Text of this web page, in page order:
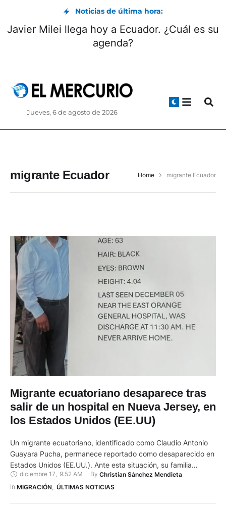
Noticias de última hora:
Javier Milei llega hoy a Ecuador. ¿Cuál es su
agenda?
Jueves, 6 de agosto de 2026
migrante Ecuador Home migrante Ecuador
Migrante ecuatoriano desaparece tras
salir de un hospital en Nueva Jersey, en
los Estados Unidos (EE.UU)
Un migrante ecuatoriano, identificado como Claudio Antonio
Guayara Pucha, permanece reportado como desaparecido en
Estados Unidos (EE.UU.). Ante esta situación, su familia
solicita ayuda para dar con su paradero. El hombre, de 63
años, tiene cabello negro y ojos marrones. Sus allegados lo
diciembre 17, 9:52 AM By Christian Sánchez Mendieta
In MIGRACIÓN ÚLTIMAS NOTICIAS